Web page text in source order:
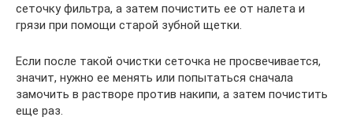
сеточку фильтра, а затем почистить ее от налета и
грязи при помощи старой зубной щетки.
Если после такой очистки сеточка не просвечивается,
значит, нужно ее менять или попытаться сначала
замочить в растворе против накипи, а затем почистить
еще раз.